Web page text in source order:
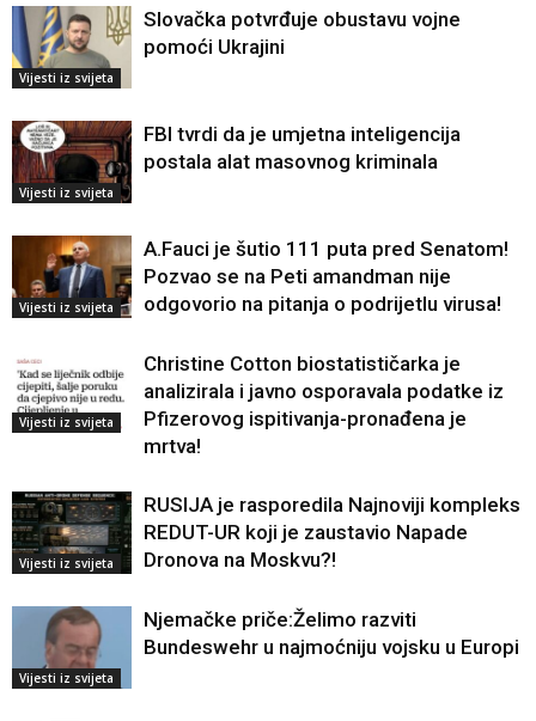
Vijesti iz svijeta
Slovačka potvrđuje obustavu vojne
pomoći Ukrajini
Vijesti iz svijeta
FBI tvrdi da je umjetna inteligencija
postala alat masovnog kriminala
Vijesti iz svijeta
A.Fauci je šutio 111 puta pred Senatom!
Pozvao se na Peti amandman nije
odgovorio na pitanja o podrijetlu virusa!
Vijesti iz svijeta
Christine Cotton biostatističarka je
analizirala i javno osporavala podatke iz
Pfizerovog ispitivanja-pronađena je
mrtva!
Vijesti iz svijeta
RUSIJA je rasporedila Najnoviji kompleks
REDUT-UR koji je zaustavio Napade
Dronova na Moskvu?!
Vijesti iz svijeta
Njemačke priče:Želimo razviti
Bundeswehr u najmoćniju vojsku u Europi